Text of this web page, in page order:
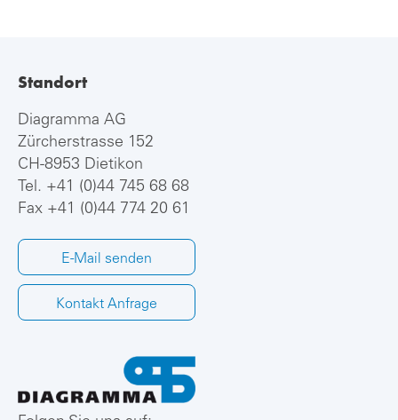
Standort
Diagramma AG
Zürcherstrasse 152
CH-8953 Dietikon
Tel. +41 (0)44 745 68 68
Fax +41 (0)44 774 20 61
E-Mail senden
Kontakt Anfrage